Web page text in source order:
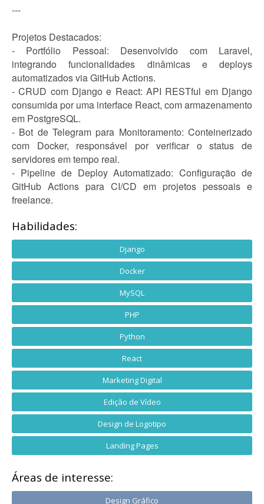
---
Projetos Destacados:
- Portfólio Pessoal: Desenvolvido com Laravel,
integrando funcionalidades dinâmicas e deploys
automatizados via GitHub Actions.
- CRUD com Django e React: API RESTful em Django
consumida por uma interface React, com armazenamento
em PostgreSQL.
- Bot de Telegram para Monitoramento: Conteinerizado
com Docker, responsável por verificar o status de
servidores em tempo real.
- Pipeline de Deploy Automatizado: Configuração de
GitHub Actions para CI/CD em projetos pessoais e
freelance.
Habilidades:
Django
Docker
MySQL
PHP
Python
React
Marketing Digital
Edição de Vídeo
Design de Logotipo
Landing Pages
Áreas de interesse:
Design Gráfico